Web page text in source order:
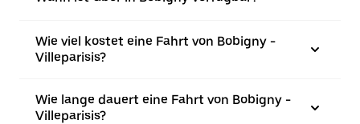
Wie viel kostet eine Fahrt von Bobigny -
Villeparisis?
Wie lange dauert eine Fahrt von Bobigny -
Villeparisis?